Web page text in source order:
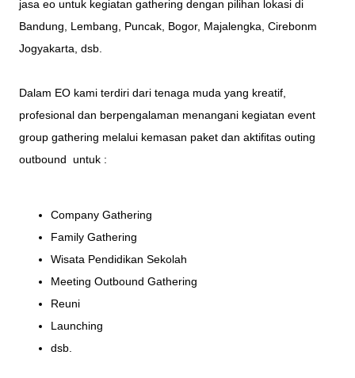
jasa eo untuk kegiatan gathering dengan pilihan lokasi di
Bandung, Lembang, Puncak, Bogor, Majalengka, Cirebonm
Jogyakarta, dsb.
Dalam EO kami terdiri dari tenaga muda yang kreatif,
profesional dan berpengalaman menangani kegiatan event
group gathering melalui kemasan paket dan aktifitas outing
outbound untuk :
Company Gathering
Family Gathering
Wisata Pendidikan Sekolah
Meeting Outbound Gathering
Reuni
Launching
dsb.